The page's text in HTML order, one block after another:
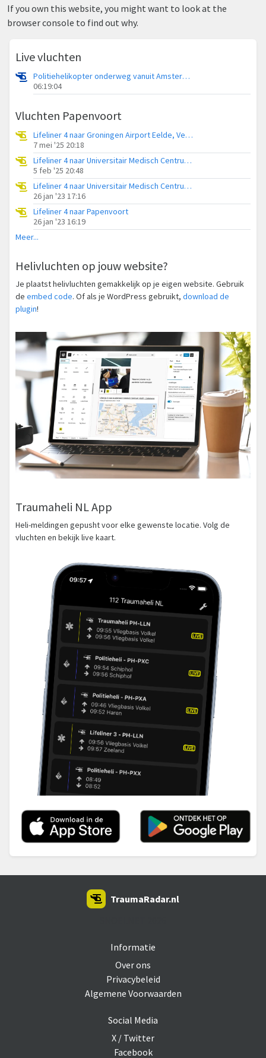
If you own this website, you might want to look at the
browser console to find out why.
Live vluchten
Politiehelikopter onderweg vanuit Amsterdam Vliegveld Schiphol
06:19:04
Vluchten Papenvoort
Lifeliner 4 naar Groningen Airport Eelde, Veldweg
7 mei '25 20:18
Lifeliner 4 naar Universitair Medisch Centrum Groningen, Drouwenerveld
5 feb '25 20:48
Lifeliner 4 naar Universitair Medisch Centrum Groningen
26 jan '23 17:16
Lifeliner 4 naar Papenvoort
26 jan '23 16:19
Meer...
Helivluchten op jouw website?
Je plaatst helivluchten gemakkelijk op je eigen website. Gebruik
de embed code. Of als je WordPress gebruikt, download de
plugin!
Traumaheli NL App
Heli-meldingen gepusht voor elke gewenste locatie. Volg de
vluchten en bekijk live kaart.
Informatie
Over ons
Privacybeleid
Algemene Voorwaarden
Social Media
X / Twitter
Facebook
TraumaRadar.nl